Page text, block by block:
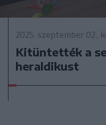
2025. szeptember 02.,
Kitüntették a
heraldikust